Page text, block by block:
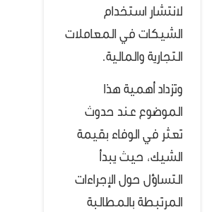
لانتشار استخدام
الشيكات في المعاملات
التجارية والمالية.
وتزداد أهمية هذا
الموضوع عند حدوث
تعثر في الوفاء بقيمة
الشيك، حيث يبدأ
التساؤل حول الإجراءات
المرتبطة بالمطالبة